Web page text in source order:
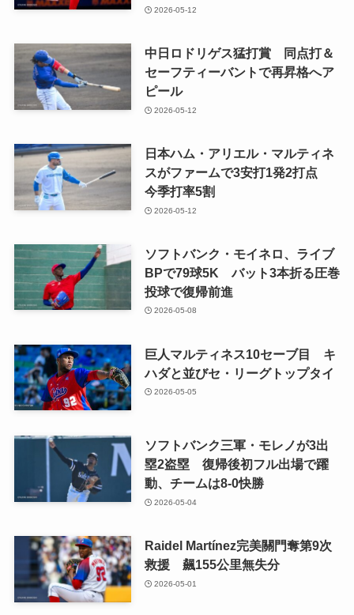
2026-05-12
中日ロドリゲス猛打賞 同点打＆
セーフティーバントで再昇格へア
ピール
2026-05-12
日本ハム・アリエル・マルティネ
スがファームで3安打1発2打点
今季打率5割
2026-05-12
ソフトバンク・モイネロ、ライブ
BPで79球5K バット3本折る圧巻
投球で復帰前進
2026-05-08
巨人マルティネス10セーブ目 キ
ハダと並びセ・リーグトップタイ
2026-05-05
ソフトバンク三軍・モレノが3出
塁2盗塁 復帰後初フル出場で躍
動、チームは8-0快勝
2026-05-04
Raidel Martínez完美關門奪第9次
救援 飆155公里無失分
2026-05-01